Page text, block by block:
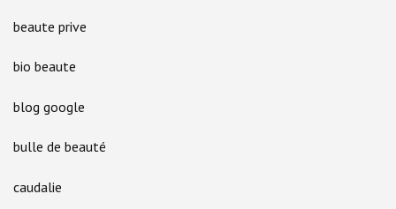
beaute prive
bio beaute
blog google
bulle de beauté
caudalie